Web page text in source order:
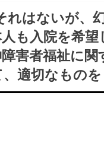
れはないが、
も入院を希
害者福祉に
適切なものを